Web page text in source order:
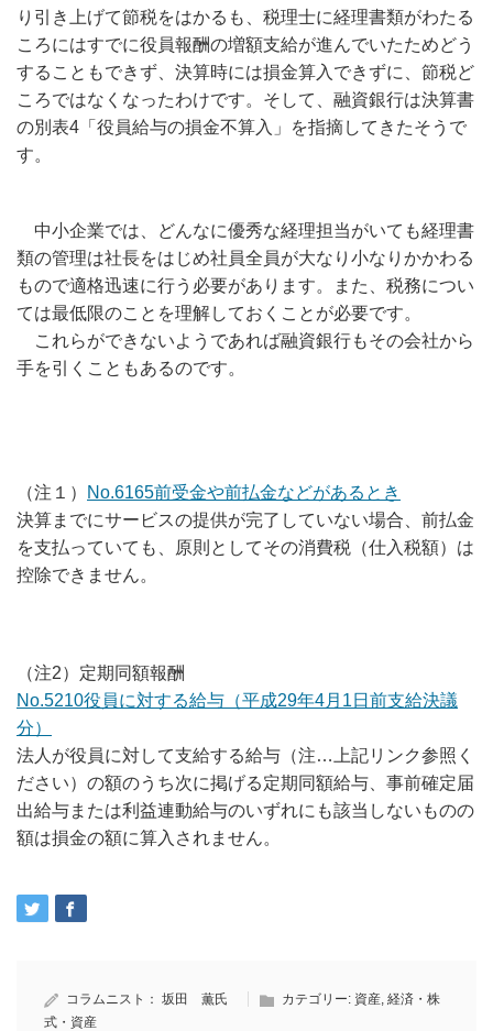
り引き上げて節税をはかるも、税理士に経理書類がわたる
ころにはすでに役員報酬の増額支給が進んでいたためどう
することもできず、決算時には損金算入できずに、節税ど
ころではなくなったわけです。そして、融資銀行は決算書
の別表4「役員給与の損金不算入」を指摘してきたそうで
す。
中小企業では、どんなに優秀な経理担当がいても経理書
類の管理は社長をはじめ社員全員が大なり小なりかかわる
もので適格迅速に行う必要があります。また、税務につい
ては最低限のことを理解しておくことが必要です。
これらができないようであれば融資銀行もその会社から
手を引くこともあるのです。
（注１）
No.6165前受金や前払金などがあるとき
決算までにサービスの提供が完了していない場合、前払金
を支払っていても、原則としてその消費税（仕入税額）は
控除できません。
（注2）定期同額報酬
No.5210役員に対する給与（平成29年4月1日前支給決議
分）
法人が役員に対して支給する給与（注…上記リンク参照く
ださい）の額のうち次に掲げる定期同額給与、事前確定届
出給与または利益連動給与のいずれにも該当しないものの
額は損金の額に算入されません。
コラムニスト： 坂田 薫氏 カテゴリー: 資産 経済・株
式・資産